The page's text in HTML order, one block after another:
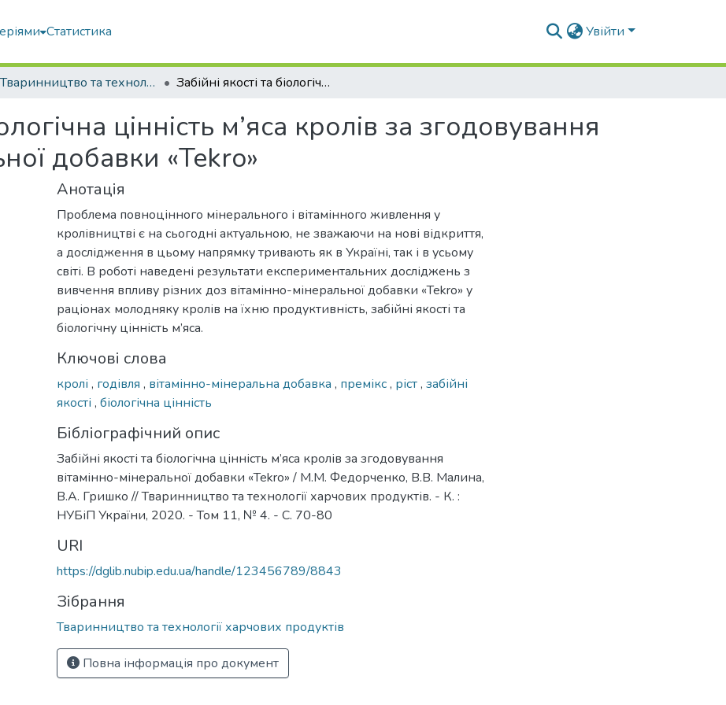
Статистика Увійти
Тваринництво та технології харчових продуктів Забійні якості та біологічна цінність м’яса кролів за згодовування вітамінно-мінеральної добавки «Tekro»
цінність м’яса кролів за згодовування
добавки «Tekro»
Анотація
Проблема повноцінного мінерального і вітамінного живлення у
кролівництві є на сьогодні актуальною, не зважаючи на нові відкриття,
а дослідження в цьому напрямку тривають як в Україні, так і в усьому
світі. В роботі наведені результати експериментальних досліджень з
вивчення впливу різних доз вітамінно-мінеральної добавки «Tekro» у
раціонах молодняку кролів на їхню продуктивність, забійні якості та
біологічну цінність м’яса.
Ключові слова
кролі , годівля , вітамінно-мінеральна добавка , премікс, ріст, забійні
якості , біологічна цінність
Бібліографічний опис
Забійні якості та біологічна цінність м’яса кролів за згодовування
вітамінно-мінеральної добавки «Tekro» / М.М. Федорченко, В.В. Малина,
В.А. Гришко // Тваринництво та технології харчових продуктів. - К. :
НУБіП України, 2020. - Том 11, № 4. - С. 70-80
URI
https://dglib.nubip.edu.ua/handle/123456789/8843
Зібрання
Тваринництво та технології харчових продуктів
Повна інформація про документ